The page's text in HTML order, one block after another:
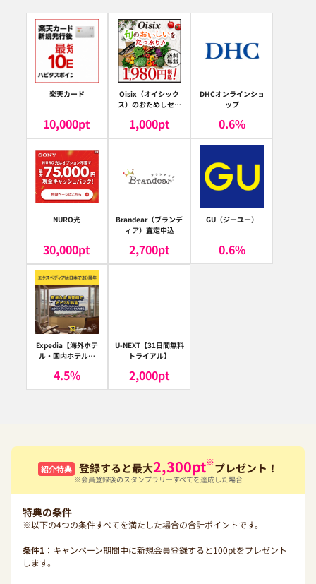
楽天カード
10,000pt
Oisix（オイシック
ス）のおためしセッ
1,000pt
DHCオンラインショ
ップ
0.6%
NURO光
30,000pt
Brandear（ブランデ
ィア）査定申込
2,700pt
GU（ジーユー）
0.6%
Expedia【海外ホテ
ル・国内ホテル予
ア）
4.5%
U-NEXT【31日間無料
トライアル】
2,000pt
紹介特典 登録すると最大2,300pt※プレゼント！
※会員登録後のスタンプラリーすべてを達成した場合
特典の条件
※以下の4つの条件すべてを満たした場合の合計ポイントです。
条件1 ：キャンペーン期間中に新規会員登録すると100ptをプレゼント
します。